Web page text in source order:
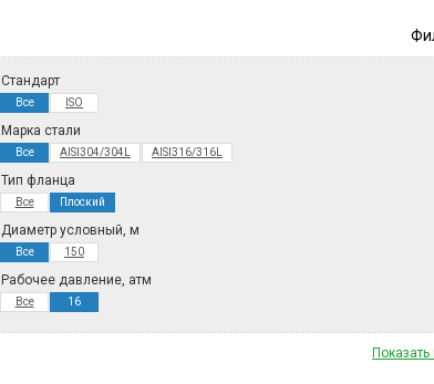
Стандарт
Все ISO
Марка стали
Все AISI304/304L AISI316/316L
Тип фланца
Все Плоский
Диаметр условный, м
Все 150
Рабочее давление, атм
Все 16